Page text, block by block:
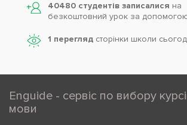
40480 студентів записалися на
безкоштовний урок за
1 перегляд сторінки школи
Enguide - сервіс по вибору
мови